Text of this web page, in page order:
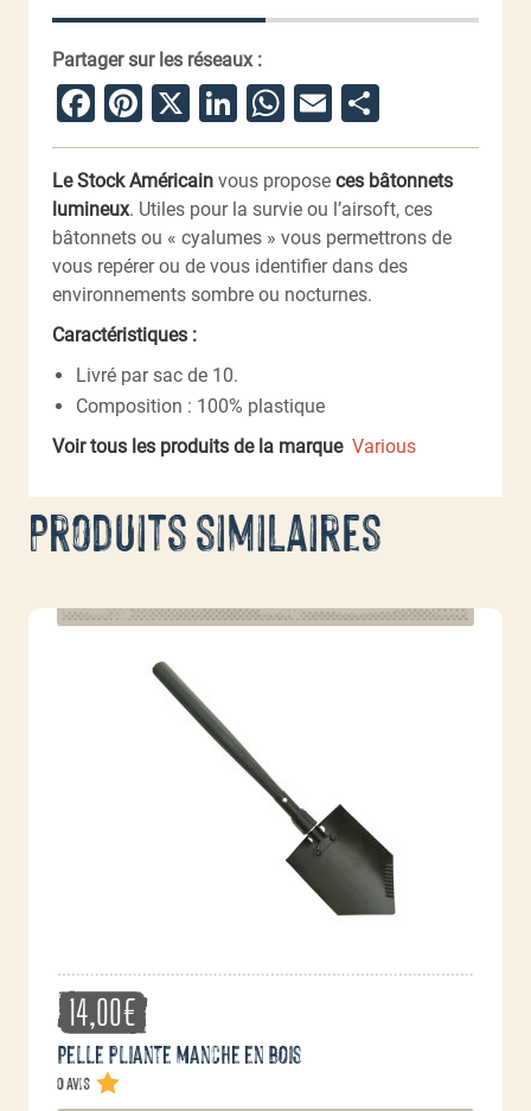
Partager sur les réseaux :
Facebook
Pinterest
X LinkedIn
WhatsApp
Email
Le Stock Américain vous propose ces bâtonnets
lumineux. Utiles pour la survie ou l’airsoft, ces
bâtonnets ou « cyalumes » vous permettrons de
vous repérer ou de vous identifier dans des
environnements sombre ou nocturnes.
Caractéristiques :
Livré par sac de 10.
Composition : 100% plastique
Voir tous les produits de la marque Various
Produits similaires
14,00€
Pelle pliante manche en bois
0 avis